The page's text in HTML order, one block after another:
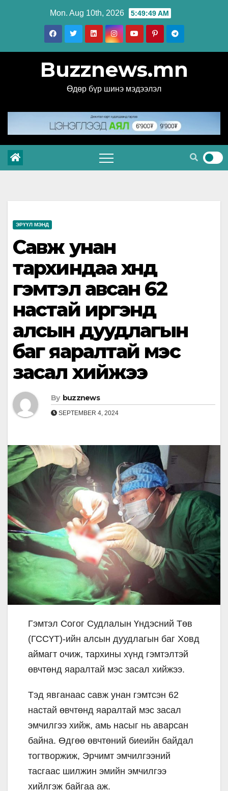
Mon. Aug 10th, 2026 5:49:50 AM
Buzznews.mn
Өдөр бүр шинэ мэдээлэл
ЭРҮҮЛ МЭНД
Савж унан
тархиндаа хүнд
гэмтэл авсан 62
настай иргэнд
алсын дуудлагын
баг яаралтай мэс
засал хийжээ
By buzznews
SEPTEMBER 4, 2024
Гэмтэл Согог Судлалын Үндэсний Төв
(ГССҮТ)-ийн алсын дуудлагын баг Ховд
аймагт очиж, тархины хүнд гэмтэлтэй
өвчтөнд яаралтай мэс засал хийжээ.
Тэд явганаас савж унан гэмтсэн 62
настай өвчтөнд яаралтай мэс засал
эмчилгээ хийж, амь насыг нь аварсан
байна. Өдгөө өвчтөний биеийн байдал
тогтворжиж, Эрчимт эмчилгээний
тасгаас шилжин эмийн эмчилгээ
хийлгэж байгаа аж.